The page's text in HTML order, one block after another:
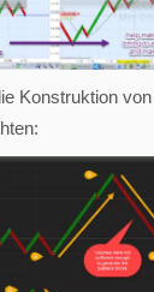
Konstruktion